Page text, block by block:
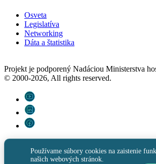
Osveta
Legislatíva
Networking
Dáta a štatistika
Projekt je podporený Nadáciou Ministerstva
© 2000-2026, All rights reserved.
Používame súbory cookies na zaistenie
našich webových stránok.